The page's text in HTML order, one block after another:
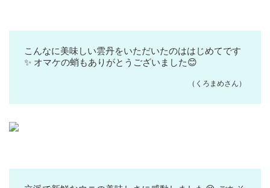
こんなに美味しい雲丹をいただいたのははじめてです
✨ オマケの蛸もありがとうございました😊
（くろまめさん）